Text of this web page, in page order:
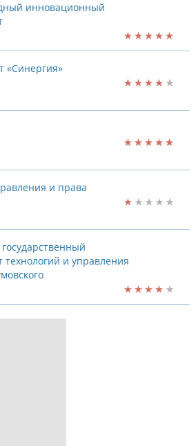
инновационный
«Синергия»
и права
технологий и управления